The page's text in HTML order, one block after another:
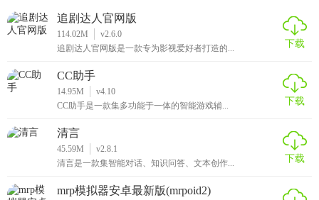
追剧达人官网版
114.02M
v2.6.0
追剧达人官网版是一款专为影视爱好者打造的...
下载
CC助手
14.95M
v4.10
CC助手是一款集多功能于一体的智能游戏辅...
下载
清言
45.59M
v2.8.1
清言是一款集智能对话、知识问答、文本创作...
下载
mrp模拟器安卓最新版(mrpoid2)